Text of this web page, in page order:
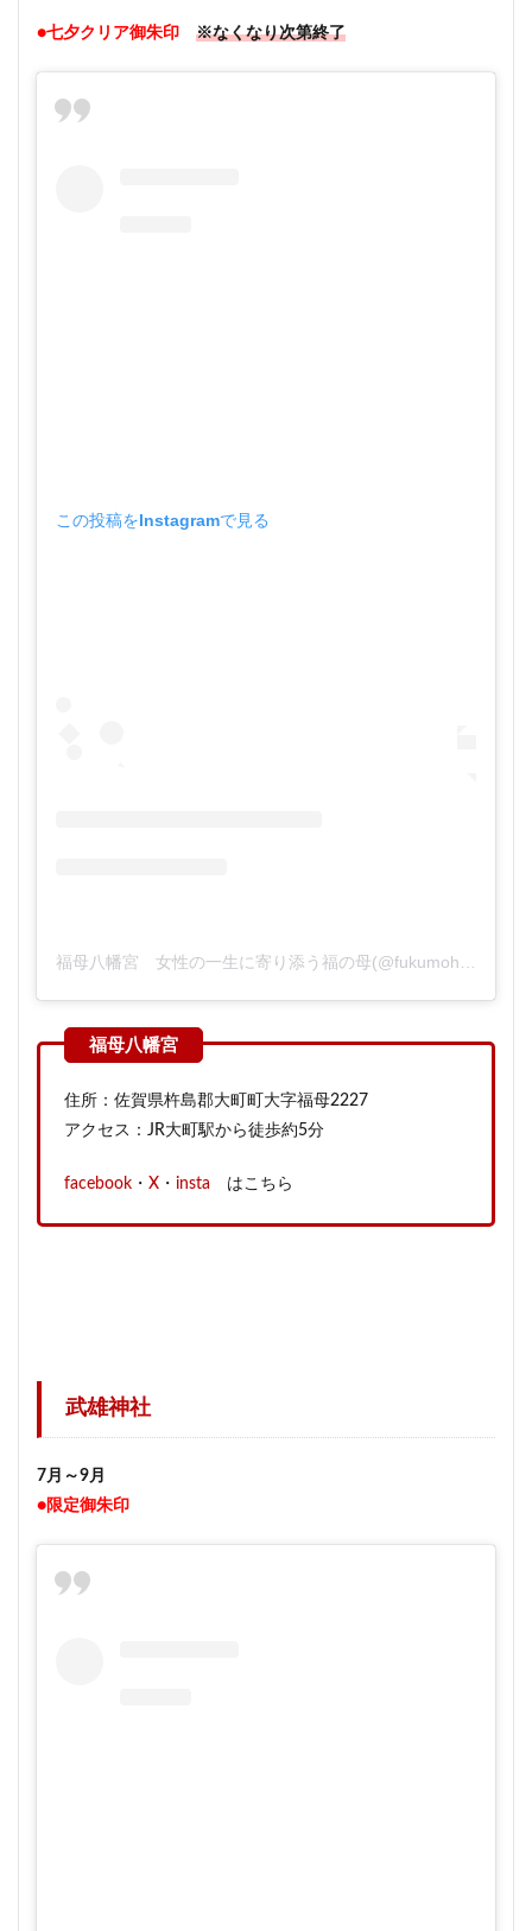
●七夕クリア御朱印 ※なくなり次第終了
この投稿をInstagramで見る
住所：佐賀県杵島郡大町町大字福母2227
アクセス：JR大町駅から徒歩約5分
facebook ・ X ・ insta はこちら
武雄神社
7月～9月
●限定御朱印